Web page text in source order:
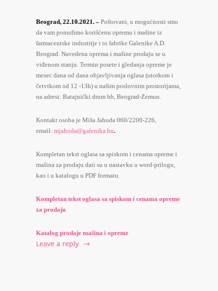
Beograd, 22.10.2021. – Poštovani, u mogućnosti smo
da vam ponudimo korišćenu opremu i mašine iz
farmaceutske industrije i to fabrike Galenike A.D.
Beograd. Navedena oprema i mašine prodaju se u
viđenom stanju. Termin posete i gledanja opreme je
mesec dana od dana objavljivanja oglasa (utorkom i
četvtkom od 12 -13h) u našim poslovnim prostorijama,
na adresi: Batajnički drum bb, Beograd-Zemun.
Kontakt osoba je Miša Jahoda 060/2200-226,
email: mjahoda@galenika.hu.
Kompletan tekst oglasa sa spiskom i cenama opreme i
mašina za prodaju dati su u nastavku u word-prilogu,
kao i u katalogu u PDF formatu.
Kompletan tekst oglasa sa spiskom i cenama opreme
za prodaju
Katalog prodaje mašina i opreme
Leave a reply